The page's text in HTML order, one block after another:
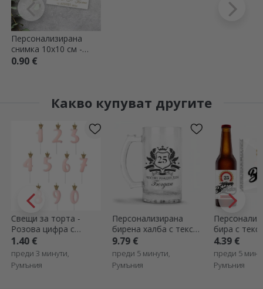
Персонализирана
снимка 10x10 см -
Докато не остареем и
0.90 €
Какво купуват другите
Персонализирана
бирена халба с текст
- Royalty
9.79 €
преди 5 минути,
Румъния
Персонализирана
бира с текст - Честит
рожден ден!
4.39 €
преди 5 минути,
Румъния
за
Златно
15.98 €
преди
Румъния